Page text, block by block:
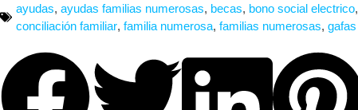
ayudas, ayudas familias numerosas, becas, bono social electrico,
conciliación familiar, familia numerosa, familias numerosas, gafas